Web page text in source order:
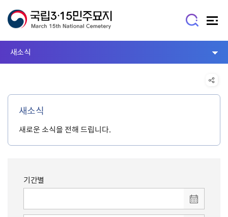
새소식
새소식
새로운 소식을 전해 드립니다.
기간별